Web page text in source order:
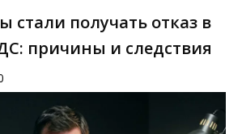
стали получать отказ в
причины и следствия